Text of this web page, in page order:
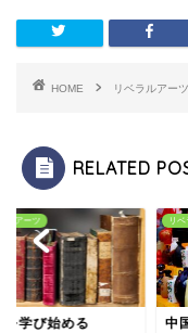
HOME リベラルアーツ
RELATED
ルアーツ
を学び始める
リ
中